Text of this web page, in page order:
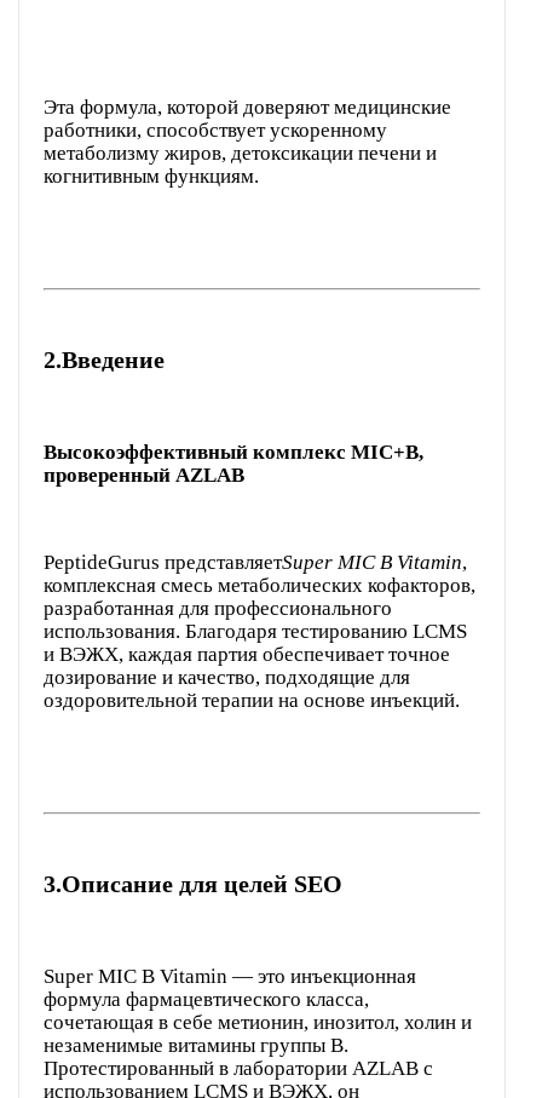
Эта формула, которой доверяют медицинские
работники, способствует ускоренному
метаболизму жиров, детоксикации печени и
когнитивным функциям.
2.Введение
Высокоэффективный комплекс MIC+B,
проверенный AZLAB
PeptideGurus представляетSuper MIC B Vitamin,
комплексная смесь метаболических кофакторов,
разработанная для профессионального
использования. Благодаря тестированию LCMS
и ВЭЖХ, каждая партия обеспечивает точное
дозирование и качество, подходящие для
оздоровительной терапии на основе инъекций.
3.Описание для целей SEO
Super MIC B Vitamin — это инъекционная
формула фармацевтического класса,
сочетающая в себе метионин, инозитол, холин и
незаменимые витамины группы В.
Протестированный в лаборатории AZLAB с
использованием LCMS и ВЭЖХ, он